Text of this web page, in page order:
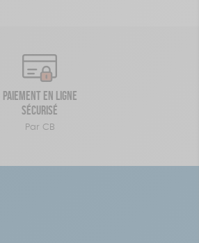
Paiement en ligne
sécurisé
Par CB